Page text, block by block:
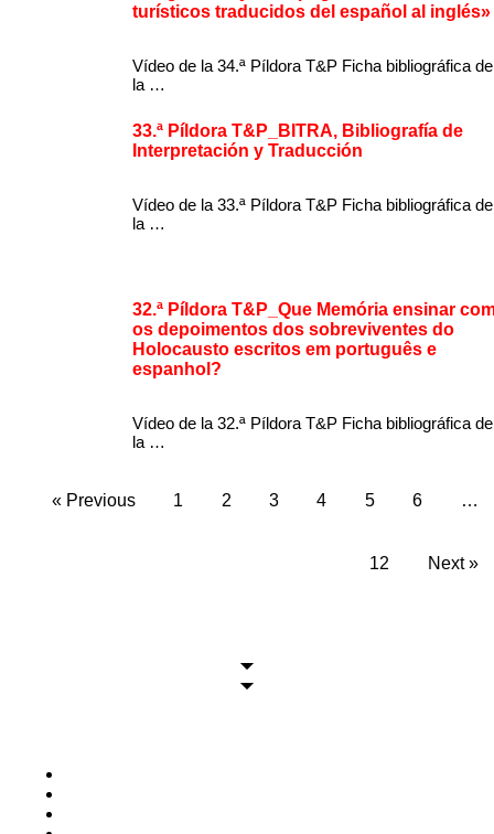
turísticos traducidos del español al inglés»
Vídeo de la 34.ª Píldora T&P Ficha bibliográfica de
la …
33.ª Píldora T&P_BITRA, Bibliografía de
Interpretación y Traducción
Vídeo de la 33.ª Píldora T&P Ficha bibliográfica de
la …
32.ª Píldora T&P_Que Memória ensinar
os depoimentos dos sobreviventes do
Holocausto escritos em português e
espanhol?
Vídeo de la 32.ª Píldora T&P Ficha bibliográfica de
la …
« Previous 1 2 3 4 5 6 …
12 Next »